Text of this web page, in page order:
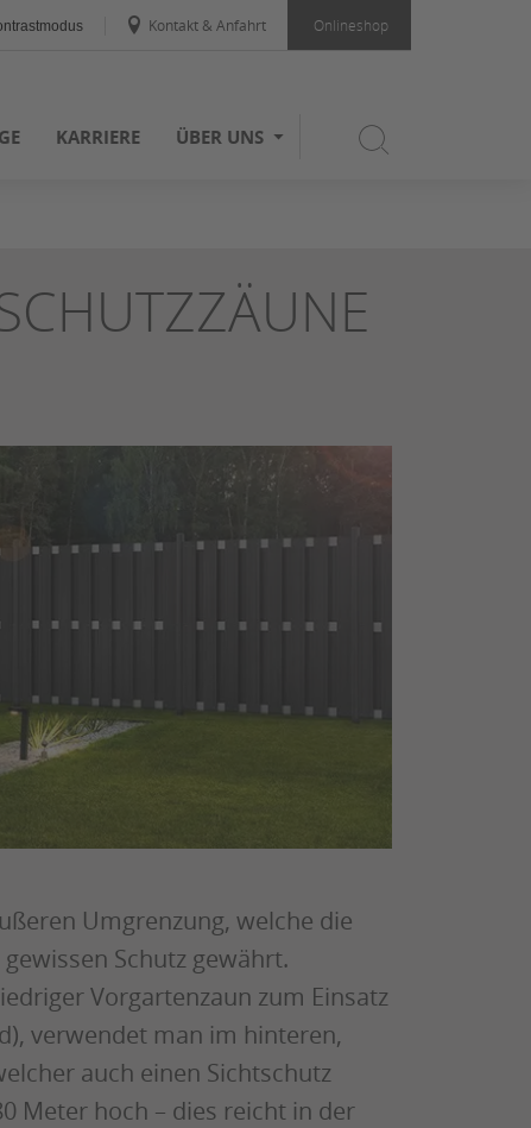
Kontakt & Anfahrt Onlineshop
KARRIERE ÜBER UNS
Umgrenzung, welche die
Schutz gewährt.
Vorgartenzaun zum Einsatz
verwendet man im hinteren,
auch einen Sichtschutz
Meter hoch – dies reicht in der